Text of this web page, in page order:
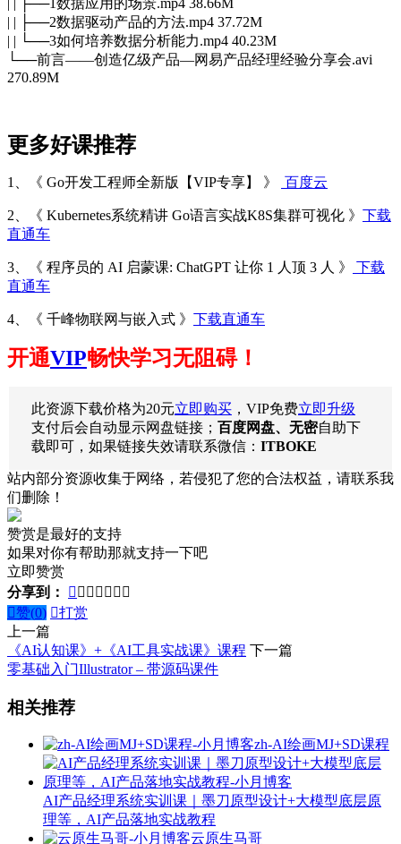
| | ├──2数据驱动产品的方法.mp4 37.72M
| | └──3如何培养数据分析能力.mp4 40.23M
└──前言——创造亿级产品—网易产品经理经验分享会.avi
270.89M
更多好课推荐
1、《 Go开发工程师全新版【VIP专享】 》 百度云
2、《 Kubernetes系统精讲 Go语言实战K8S集群可视化 》 下载
直通车
3、《 程序员的 AI 启蒙课: ChatGPT 让你 1 人顶 3 人 》
下载
直通车
4、《 千峰物联网与嵌入式 》 下载直通车
开通VIP畅快学习无阻碍！
此资源下载价格为20元立即购买 ，VIP免费立即升级
支付后会自动显示网盘链接； 百度网盘、无密自助下
载即可，如果链接失效请联系微信： ITBOKE
站内部分资源收集于网络，若侵犯了您的合法权益，请联系我
们删除！
赞赏是最好的支持
如果对你有帮助那就支持一下吧
立即赞赏
分享到：
      
赞(0) 打赏
上一篇
《AI认知课》+《AI工具实战课》课程 下一篇
零基础入门Illustrator – 带源码课件
相关推荐
zh-AI绘画MJ+SD课程
AI产品经理系统实训课｜墨刀原型设计+大模型底层原
理等，AI产品落地实战教程
云原生马哥